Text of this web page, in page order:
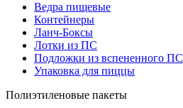
Ведра пищевые
Контейнеры
Ланч-Боксы
Лотки из ПС
Подложки из вспененного ПС
Упаковка для пиццы
Полиэтиленовые пакеты